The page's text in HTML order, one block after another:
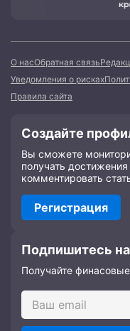
О насОбратная связь
Уведомления о рисках
Правила сайта
Создайте
Вы сможете
получать достижения
комментировать
Регистрация
Подпишитесь
Получайте